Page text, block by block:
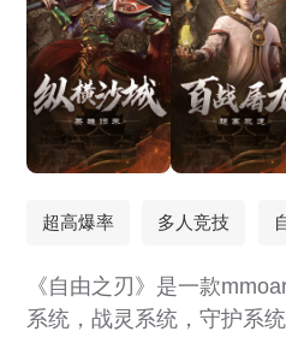
超高爆率 多人竞技
《自由之刃》是一款
系统，战灵系统，守护系